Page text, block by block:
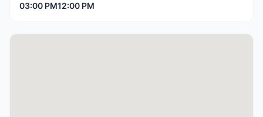
03:00 PM12:00 PM